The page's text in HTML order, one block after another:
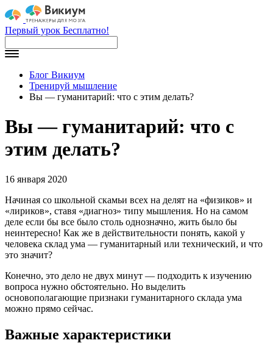
Первый урок Бесплатно!
Блог Викиум
Тренируй мышление
Вы — гуманитарий: что с этим делать?
Вы — гуманитарий: что с
этим делать?
16 января 2020
Начиная со школьной скамьи всех на делят на «физиков» и
«лириков», ставя «диагноз» типу мышления. Но на самом
деле если бы все было столь однозначно, жить было бы
неинтересно! Как же в действительности понять, какой у
человека склад ума — гуманитарный или технический, и что
это значит?
Конечно, это дело не двух минут — подходить к изучению
вопроса нужно обстоятельно. Но выделить
основополагающие признаки гуманитарного склада ума
можно прямо сейчас.
Важные характеристики